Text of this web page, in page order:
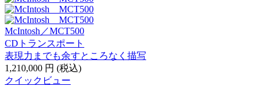
McIntosh／MCT500
CDトランスポート
表現力までも余すところなく描写
1,210,000 円 (税込)
クイックビュー